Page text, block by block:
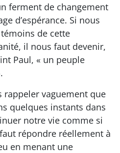
ferment de changement
d’espérance. Si nous
de cette
il nous faut devenir,
Paul, « un peuple
rappeler vaguement que
quelques instants dans
notre vie comme si
répondre réellement à
en menant une